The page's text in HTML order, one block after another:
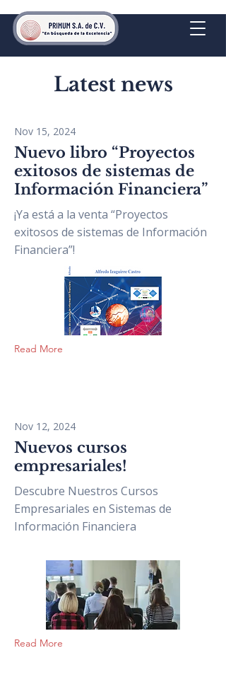
Latest news
Nov 15, 2024
Nuevo libro “Proyectos
exitosos de sistemas de
Información Financiera”
¡Ya está a la venta “Proyectos
exitosos de sistemas de Información
Financiera”!
Read More
Nov 12, 2024
Nuevos cursos
empresariales!
Descubre Nuestros Cursos
Empresariales en Sistemas de
Información Financiera
Read More